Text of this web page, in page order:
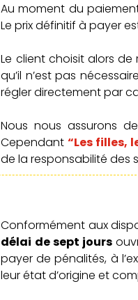
Au moment du
Le prix définitif à payer
Le client choisit alors
qu’il n’est pas
régler directement par
Nous nous assurons
Cependant“Les filles,
de la responsabilité des
Conformément aux
délai de sept jours
payer de pénalités, à
leur état d’origine et